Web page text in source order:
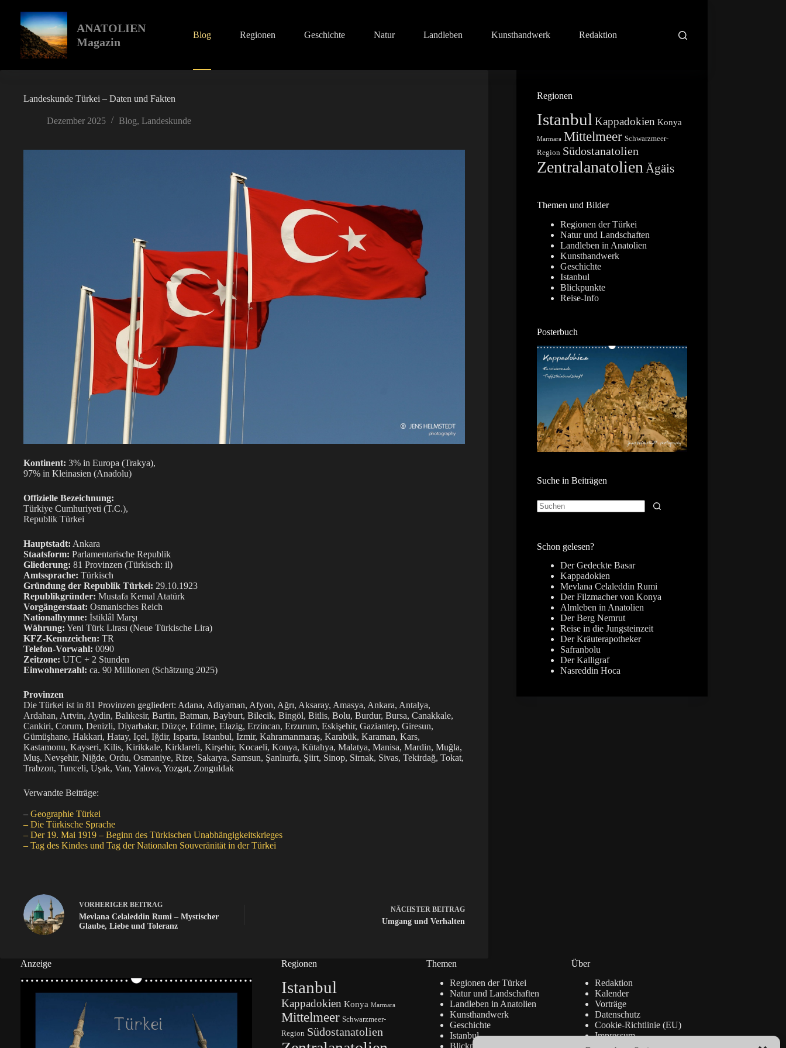
springen
ANATOLIEN
Magazin
Blog Regionen Geschichte Natur Landleben Kunsthandwerk Redaktion
Landeskunde Türkei – Daten und Fakten
Dezember 2025 Blog, Landeskunde
Kontinent: 3% in Europa (Trakya),
97% in Kleinasien (Anadolu)
Offizielle Bezeichnung:
Türkiye Cumhuriyeti (T.C.),
Republik Türkei
Hauptstadt: Ankara
Staatsform: Parlamentarische Republik
Gliederung: 81 Provinzen (Türkisch: il)
Amtssprache: Türkisch
Gründung der Republik Türkei: 29.10.1923
Republikgründer: Mustafa Kemal Atatürk
Vorgängerstaat: Osmanisches Reich
Nationalhymne: İstiklâl Marşı
Währung: Yeni Türk Lirası (Neue Türkische Lira)
KFZ-Kennzeichen: TR
Telefon-Vorwahl: 0090
Zeitzone: UTC + 2 Stunden
Einwohnerzahl: ca. 90 Millionen (Schätzung 2025)
Provinzen
Die Türkei ist in 81 Provinzen gegliedert: Adana, Adiyaman, Afyon, Ağrı, Aksaray, Amasya, Ankara, Antalya,
Ardahan, Artvin, Aydin, Balıkesir, Bartin, Batman, Bayburt, Bilecik, Bingöl, Bitlis, Bolu, Burdur, Bursa, Canakkale,
Cankiri, Corum, Denizli, Diyarbakır, Düzçe, Edirne, Elazig, Erzincan, Erzurum, Eskişehir, Gaziantep, Giresun,
Gümüşhane, Hakkari, Hatay, Içel, Iğdir, Isparta, Istanbul, Izmir, Kahramanmaraş, Karabük, Karaman, Kars,
Kastamonu, Kayseri, Kilis, Kirikkale, Kirklareli, Kirşehir, Kocaeli, Konya, Kütahya, Malatya, Manisa, Mardin, Muğla,
Muş, Nevşehir, Niğde, Ordu, Osmaniye, Rize, Sakarya, Samsun, Şanlıurfa, Şiirt, Sinop, Sirnak, Sivas, Tekirdağ, Tokat,
Trabzon, Tunceli, Uşak, Van, Yalova, Yozgat, Zonguldak
Verwandte Beiträge:
– Geographie Türkei
– Die Türkische Sprache
– Der 19. Mai 1919 – Beginn des Türkischen Unabhängigkeitskrieges
– Tag des Kindes und Tag der Nationalen Souveränität in der Türkei
VORHERIGER BEITRAG
Mevlana Celaleddin Rumi – Mystischer
Glaube, Liebe und Toleranz
NÄCHSTER BEITRAG
Umgang und Verhalten
Regionen
Istanbul Kappadokien Konya
Marmara Mittelmeer Schwarzmeer-
Region Südostanatolien
Zentralanatolien Ägäis
Themen und Bilder
Regionen der Türkei
Natur und Landschaften
Landleben in Anatolien
Kunsthandwerk
Geschichte
Istanbul
Blickpunkte
Reise-Info
Posterbuch
Suche in Beiträgen
Schon gelesen?
Der Gedeckte Basar
Kappadokien
Mevlana Celaleddin Rumi
Der Filzmacher von Konya
Almleben in Anatolien
Der Berg Nemrut
Reise in die Jungsteinzeit
Der Kräuterapotheker
Safranbolu
Der Kalligraf
Nasreddin Hoca
Anzeige Regionen
Istanbul
Kappadokien Konya Marmara
Mittelmeer Schwarzmeer-
Region Südostanatolien
Themen
Regionen der Türkei
Natur und Landschaften
Landleben in Anatolien
Kunsthandwerk
Geschichte
Istanbul
Blickpunkte
Über
Redaktion
Kalender
Vorträge
Datenschutz
Cookie-Richtlinie (EU)
Impressum